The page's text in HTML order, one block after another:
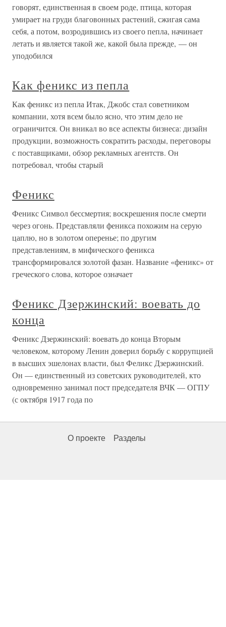
говорят, единственная в своем роде, птица, которая
умирает на груди благовонных растений, сжигая сама
себя, а потом, возродившись из своего пепла, начинает
летать и является такой же, какой была прежде, — он
уподобился
Как феникс из пепла
Как феникс из пепла Итак, Джобс стал советником
компании, хотя всем было ясно, что этим дело не
ограничится. Он вникал во все аспекты бизнеса: дизайн
продукции, возможность сократить расходы, переговоры
с поставщиками, обзор рекламных агентств. Он
потребовал, чтобы старый
Феникс
Феникс Символ бессмертия; воскрешения после смерти
через огонь. Представляли феникса похожим на серую
цаплю, но в золотом оперенье; по другим
представлениям, в мифического феникса
трансформировался золотой фазан. Название «феникс» от
греческого слова, которое означает
Феникс Дзержинский: воевать до
конца
Феникс Дзержинский: воевать до конца Вторым
человеком, которому Ленин доверил борьбу с коррупцией
в высших эшелонах власти, был Феликс Дзержинский.
Он — единственный из советских руководителей, кто
одновременно занимал пост председателя ВЧК — ОГПУ
(с октября 1917 года по
О проекте Разделы